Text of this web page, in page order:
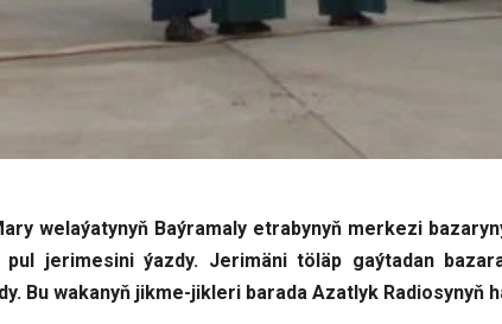
welaýatynyň Baýramaly etrabynyň merkezi
jerimesini ýazdy. Jerimäni töläp gaýtadan
Bu wakanyň jikme-jikleri barada Azatlyk Radiosynyň